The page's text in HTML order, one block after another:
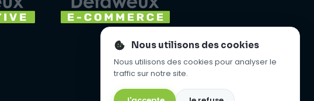
Nous utilisons des cookies
Nous utilisons des cookies pour analyser le
traffic sur notre site.